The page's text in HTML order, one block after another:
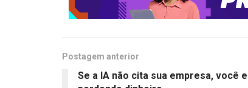
Postagem anterior
Se a IA não cita sua empresa, você